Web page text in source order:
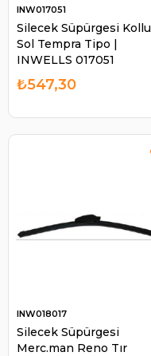
Silecek Süpürgesi Kollu
Sol Tempra Tipo |
INWELLS 017051
INW017051
₺547,30
Silecek Süpürgesi
Merc.man Reno Tır
INW018017